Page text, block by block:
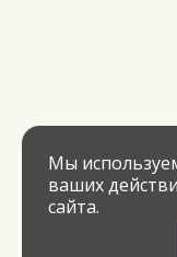
Мы
ваших
сайта.